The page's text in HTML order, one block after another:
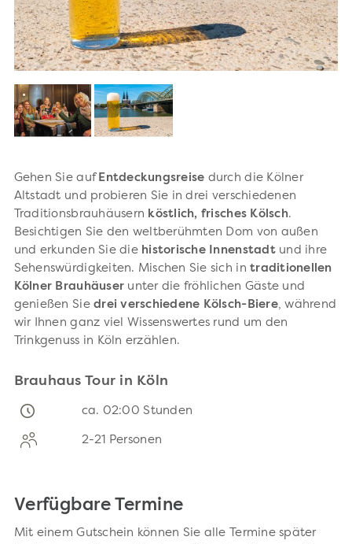
Gehen Sie auf Entdeckungsreise durch die Kölner
Altstadt und probieren Sie in drei verschiedenen
Traditionsbrauhäusern köstlich, frisches Kölsch.
Besichtigen Sie den weltberühmten Dom von außen
und erkunden Sie die historische Innenstadtund ihre
Sehenswürdigkeiten. Mischen Sie sich in traditionellen
Kölner Brauhäuser unter die fröhlichen Gäste und
genießen Siedrei verschiedene Kölsch-Biere, während
wir Ihnen ganz viel Wissenswertes rund um den
Trinkgenuss in Köln erzählen.
Brauhaus Tour in Köln
ca. 02:00 Stunden
2-21 Personen
Verfügbare Termine
Mit einem Gutschein können Sie alle Termine später